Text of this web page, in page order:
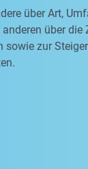
über Art,
über
zur